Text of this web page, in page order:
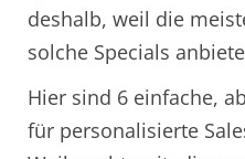
deshalb, weil die
solche Specials
Hier sind 6 einfache,
für personalisierte